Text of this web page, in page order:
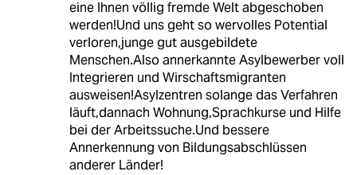
eine Ihnen völlig fremde Welt abgeschoben
werden!Und uns geht so wervolles Potential
verloren,junge gut ausgebildete
Menschen.Also annerkannte Asylbewerber voll
Integrieren und Wirschaftsmigranten
ausweisen!Asylzentren solange das Verfahren
läuft,dannach Wohnung,Sprachkurse und Hilfe
bei der Arbeitssuche.Und bessere
Annerkennung von Bildungsabschlüssen
anderer Länder!